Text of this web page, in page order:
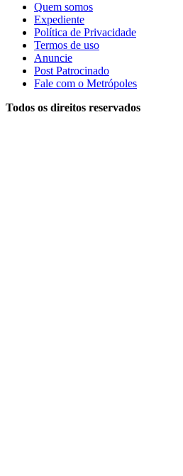
Quem somos
Expediente
Política de Privacidade
Termos de uso
Anuncie
Post Patrocinado
Fale com o Metrópoles
Todos os direitos reservados